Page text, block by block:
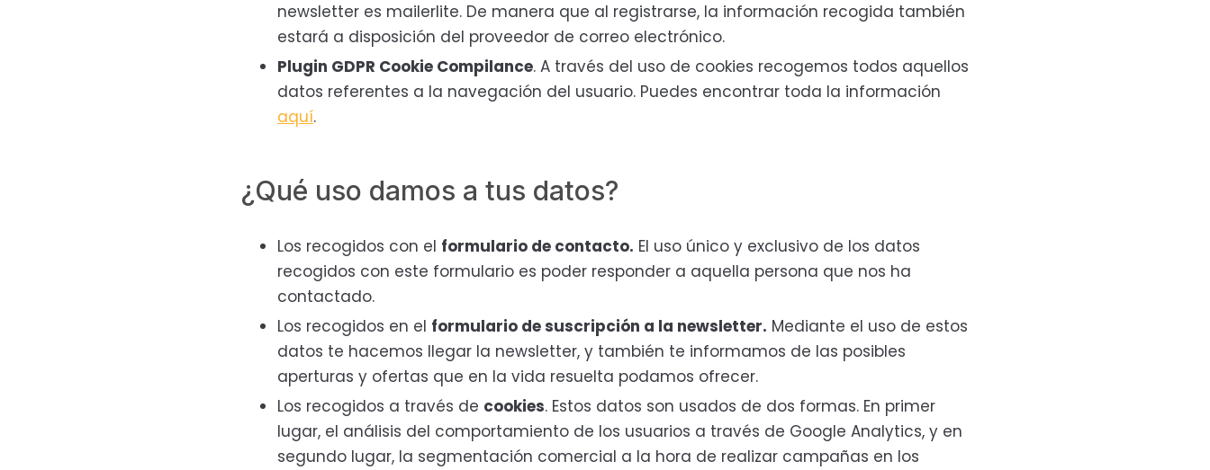
newsletter es mailerlite. De manera que al registrarse, la información recogida también
estará a disposición del proveedor de correo electrónico.
Plugin GDPR Cookie Compilance. A través del uso de cookies recogemos todos aquellos
datos referentes a la navegación del usuario. Puedes encontrar toda la información
aquí.
¿Qué uso damos a tus datos?
Los recogidos con el formulario de contacto. El uso único y exclusivo de los datos
recogidos con este formulario es poder responder a aquella persona que nos ha
contactado.
Los recogidos en el formulario de suscripción a la newsletter. Mediante el uso de estos
datos te hacemos llegar la newsletter, y también te informamos de las posibles
aperturas y ofertas que en la vida resuelta podamos ofrecer.
Los recogidos a través de cookies. Estos datos son usados de dos formas. En primer
lugar, el análisis del comportamiento de los usuarios a través de Google Analytics, y en
segundo lugar, la segmentación comercial a la hora de realizar campañas en los